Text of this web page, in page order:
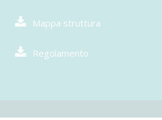
Mappa struttura
Regolamento